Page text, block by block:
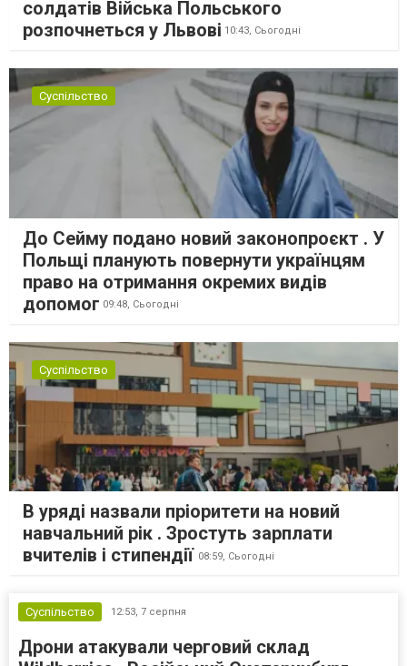
солдатів Війська Польського
розпочнеться у Львові 10:43, Сьогодні
Суспільство
До Сейму подано новий законопроєкт . У
Польщі планують повернути українцям
право на отримання окремих видів
допомог 09:48, Сьогодні
Суспільство
В уряді назвали пріоритети на новий
навчальний рік . Зростуть зарплати
вчителів і стипендії 08:59, Сьогодні
Суспільство 12:53, 7 серпня
Дрони атакували черговий склад